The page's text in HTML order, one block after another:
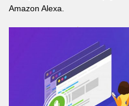
Amazon Alexa.